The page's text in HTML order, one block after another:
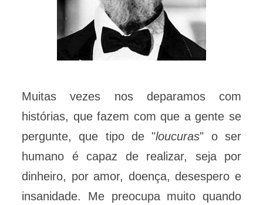
Muitas vezes nos deparamos com
histórias, que fazem com que a gente se
pergunte, que tipo de "loucuras" o ser
humano é capaz de realizar, seja por
dinheiro, por amor, doença, desespero e
insanidade. Me preocupa muito quando